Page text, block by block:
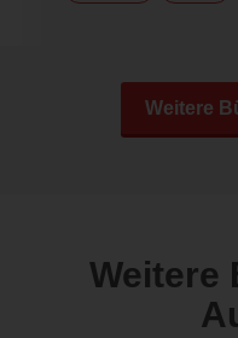
Weitere
Weitere